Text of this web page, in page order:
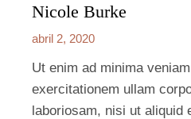
Nicole Burke
abril 2, 2020
Ut enim ad minima
exercitationem ullam
laboriosam, nisi ut aliquid